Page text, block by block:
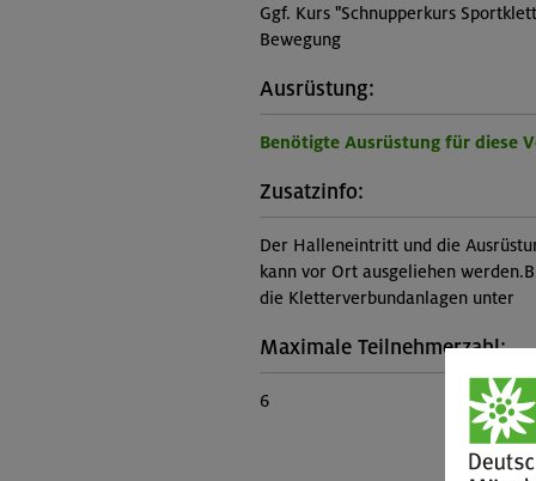
Ggf. Kurs "Schnupperkurs
Bewegung
Ausrüstung:
Benötigte Ausrüstung für diese
Zusatzinfo:
Der Halleneintritt und die
kann vor Ort ausgeliehen
die Kletterverbundanlagen unter
Maximale Teilnehmerzahl:
6